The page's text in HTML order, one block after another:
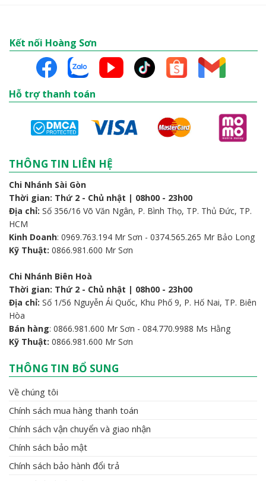
Kết nối Hoàng Sơn
Hỗ trợ thanh toán
THÔNG TIN LIÊN HỆ
Chi Nhánh Sài Gòn
Thời gian: Thứ 2 - Chủ nhật | 08h00 - 23h00
Địa chỉ: Số 356/16 Võ Văn Ngân, P. Bình Thọ, TP. Thủ Đức, TP.
HCM
Kinh Doanh: 0969.763.194 Mr Sơn - 0374.565.265 Mr Bảo Long
Kỹ Thuật: 0866.981.600 Mr Sơn
Chi Nhánh Biên Hoà
Thời gian: Thứ 2 - Chủ nhật | 08h00 - 23h00
Địa chỉ: Số 1/56 Nguyễn Ái Quốc, Khu Phố 9, P. Hố Nai, TP. Biên
Hòa
Bán hàng: 0866.981.600 Mr Sơn - 084.770.9988 Ms Hằng
Kỹ Thuật: 0866.981.600 Mr Sơn
THÔNG TIN BỔ SUNG
Về chúng tôi
Chính sách mua hàng thanh toán
Chính sách vận chuyển và giao nhận
Chính sách bảo mật
Chính sách bảo hành đổi trả